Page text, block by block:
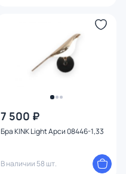
7 500 ₽
Бра KINK Light Арси 08446-1,33
В наличии 58 шт.